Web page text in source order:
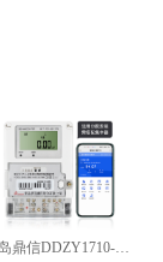
通讯智能电能表
鼎信DDZY1710-Z型单